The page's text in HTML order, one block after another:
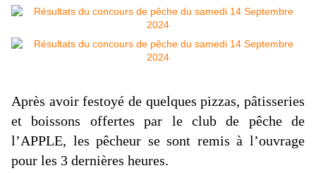
Après avoir festoyé de quelques pizzas, pâtisseries
et boissons offertes par le club de pêche de
l’APPLE, les pêcheur se sont remis à l’ouvrage
pour les 3 dernières heures.